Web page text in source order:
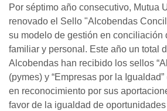
Por séptimo año consecutivo, Mutua
renovado el Sello "Alcobendas
su modelo de gestión en conciliación
familiar y personal. Este año un total
Alcobendas han recibido los sellos
(pymes) y “Empresas por la
en reconocimiento por sus
favor de la igualdad de